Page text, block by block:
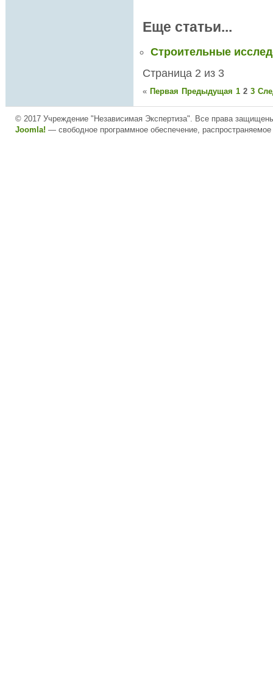
Еще статьи...
Строительные
Страница 2 из 3
« Первая Предыдущая 1 2 3
© 2017 Учреждение "Независимая Экспертиза". Все права
Joomla! — свободное программное обеспечение,